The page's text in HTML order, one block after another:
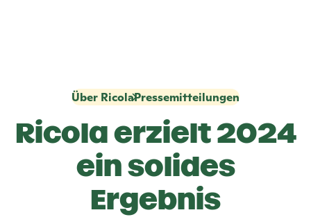
Ricolaerzielt 2024
ein solides
Ergebnis
Über RicolaPressemitteilungen